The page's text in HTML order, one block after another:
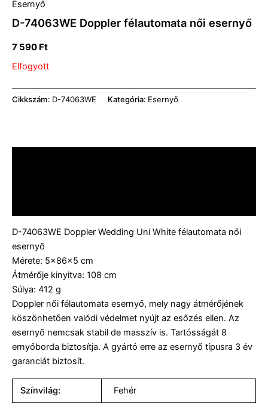
Esernyő
D-74063WE Doppler félautomata női esernyő
7 590 Ft
Elfogyott
Cikkszám: D-74063WE Kategória: Esernyő
D-74063WE Doppler Wedding Uni White félautomata női
esernyő
Mérete: 5×86×5 cm
Átmérője kinyitva: 108 cm
Súlya: 412 g
Doppler női félautomata esernyő, mely nagy átmérőjének
köszönhetően valódi védelmet nyújt az esőzés ellen. Az
esernyő nemcsak stabil de masszív is. Tartósságát 8
ernyőborda biztosítja. A gyártó erre az esernyő típusra 3 év
garanciát biztosít.
Színvilág: Fehér